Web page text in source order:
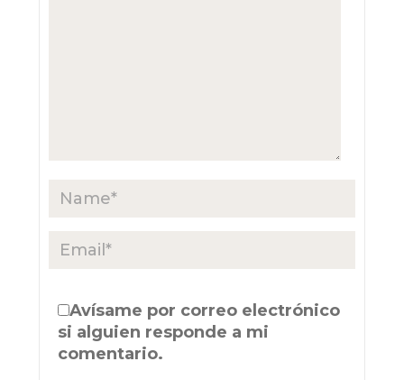
Avísame por correo electrónico
si alguien responde a mi
comentario.